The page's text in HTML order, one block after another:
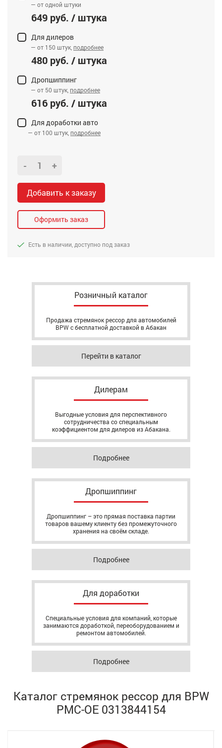
— от одной штуки
649 руб. / штука
Для дилеров
— от 150 штук, подробнее
480 руб. / штука
Дропшиппинг
— от 50 штук, подробнее
616 руб. / штука
Для доработки авто
— от 100 штук, подробнее
- +
Добавить к заказу
Оформить заказ
Есть в наличии, доступно под заказ
Розничный каталог
Продажа стремянок рессор для автомобилей
BPW с бесплатной доставкой в Абакан
Перейти в каталог
Дилерам
Выгодные условия для перспективного
сотрудничества со специальным
коэффициентом для дилеров из Абакана.
Подробнее
Дропшиппинг
Дропшиппинг – это прямая поставка партии
товаров вашему клиенту без промежуточного
хранения на своём складе.
Подробнее
Для доработки
Специальные условия для компаний, которые
занимаются доработкой, переоборудованием и
ремонтом автомобилей.
Подробнее
Каталог стремянок рессор для BPW
РМС-OE 0313844154